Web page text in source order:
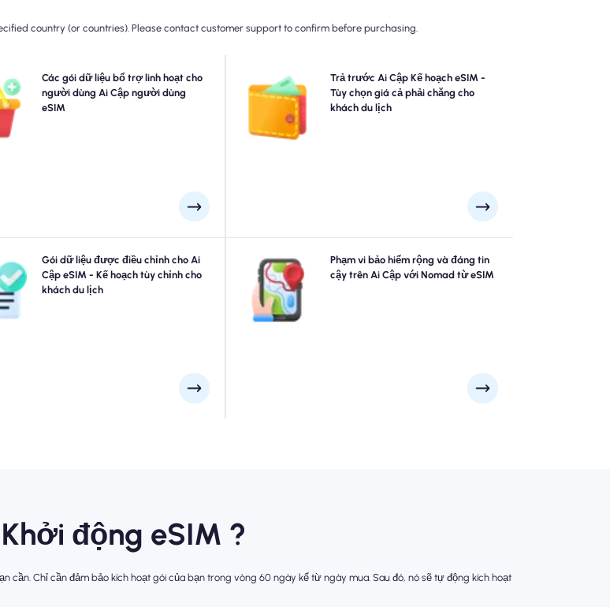
country (or countries). Please contact customer support to confirm before purchasing.
Các gói dữ liệu bổ trợ linh hoạt cho
người dùng Ai Cập người dùng
eSIM
dữ liệu hoặc mở rộng kế hoạch của bạn? Chỉ
một tiện ích bổ sung cho Ai Cập eSIM của bạn
tục thưởng thức kết nối 5G/4G liền mạch của
kế hoạch ban đầu của bạn hết hạn, tiện ích bổ
của bạn sẽ tự động lưu giữ bạn đã kết nối mà
Trả trước Ai Cập Kế hoạch eSIM -
Tùy chọn giá cả phải chăng cho
khách du lịch
Chọn các gói eSIM Ai Cập của chúng tôi cho kết nối
4G/5G không rắc rối. Trả trước để tránh các bất ngờ
thanh toán sau du lịch và duy trì kiểm soát hoàn toàn đối
với việc sử dụng và chi phí dữ liệu của bạn.
Gói dữ liệu được điều chỉnh cho Ai
Cập eSIM - Kế hoạch tùy chỉnh cho
khách du lịch
Giza, Luxor hoặc bất cứ nơi nào trong Ai
từ các gói dữ liệu eSIM Ai Cập của chúng tôi
kế để phù hợp với mọi nhu cầu, với kết nối
mạch của chúng tôi. Một vài eSIM của chúng
kích hoạt thủ công, vui lòng kiểm tra email cài
Phạm vi bảo hiểm rộng và đáng tin
cậy trên Ai Cập với Nomad từ eSIM
Khám phá Ai Cập với sự tự tin bằng cách sử dụng Ai
Cập esim của Nomad, cung cấp phạm vi bảo hiểm
4G/5G đáng tin cậy từ các thành phố lớn như Cairo,
Giza, Luxor đến các điểm danh lam thắng cảnh từ xa.
Giữ kết nối bất kể cuộc phiêu lưu của bạn đưa bạn đi
động eSIM ?
cần. Chỉ cần đảm bảo kích hoạt gói của bạn trong vòng 60 ngày kể từ ngày mua. Sau đó, nó sẽ tự động kích hoạt